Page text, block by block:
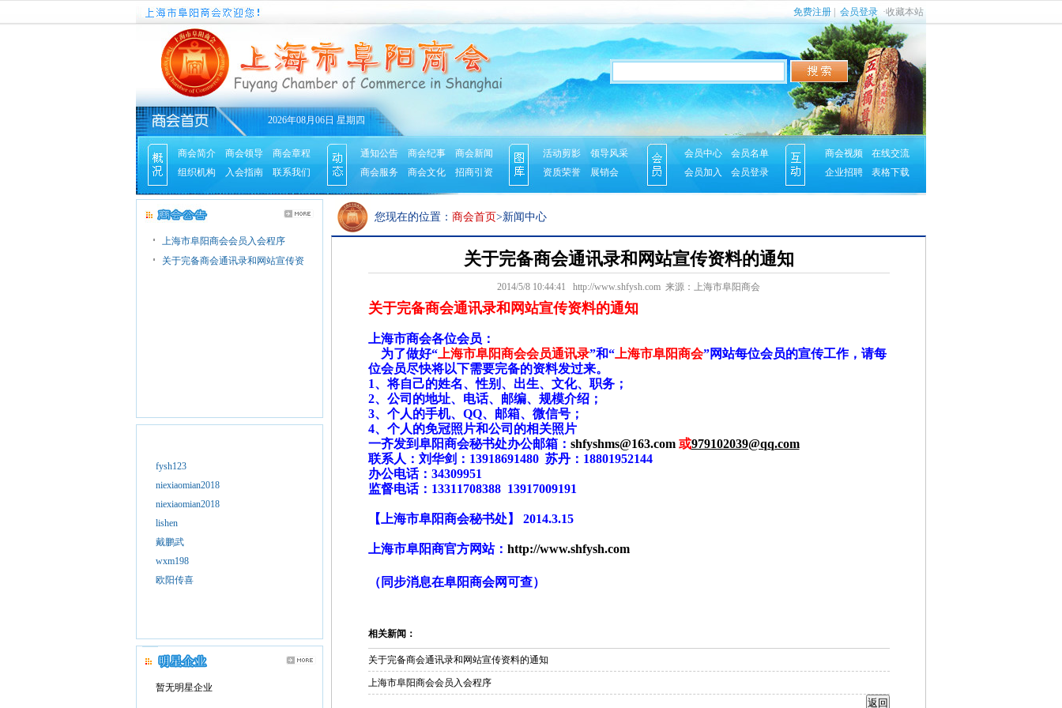
免费注册 会员登录 ·收藏本站
2026年08月06日 星期四
商会简介 商会领导 商会章程 通知公告 商会纪事 商会新闻 活动剪影 领导风采 会员中心 会员名单 商会视频
在线交流
组织机构
入会指南 联系我们 商会服务 商会文化 招商引资 资质荣誉 展销会 会员加入 会员登录 企业招聘 表格下载
上海市阜阳商会会员入会程序
关于完备商会通讯录和网站宣传资
fysh123
niexiaomian2018
niexiaomian2018
lishen
戴鹏武
wxm198
欧阳传喜
暂无明星企业
您现在的位置： 商会首页>新闻中心
关于完备商会通讯录和网站宣传资料的通知
2014/5/8 10:44:41 http://www.shfysh.com 来源：上海市阜阳商会
关于完备商会通讯录和网站宣传资料的通知
上海市商会各位会员：
为了做好“上海市阜阳商会会员通讯录”和“上海市阜阳商会”网站每位会员的宣传工作，请每
位会员尽快将以下需要完备的资料发过来。
1、将自己的姓名、性别、出生、文化、职务；
2、公司的地址、电话、邮编、规模介绍；
3、个人的手机、QQ、邮箱、微信号；
4、个人的免冠照片和公司的相关照片
一齐发到阜阳商会秘书处办公邮箱： shfyshms@163.com或979102039@qq.com
联系人：刘华剑： 13918691480苏丹：18801952144
办公电话：34309951
监督电话：13311708388 13917009191
【上海市阜阳商会秘书处】 2014.3.15
上海市阜阳商官方网站： http://www.shfysh.com
（同步消息在阜阳商会网可查）
相关新闻：
关于完备商会通讯录和网站宣传资料的通知
上海市阜阳商会会员入会程序